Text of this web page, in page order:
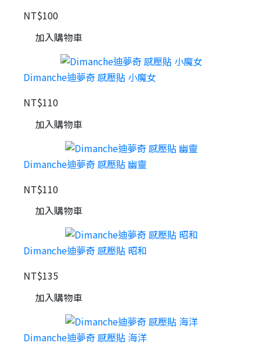
NT$100
加入購物車
Dimanche迪夢奇 感壓貼 小魔女
NT$110
加入購物車
Dimanche迪夢奇 感壓貼 幽靈
NT$110
加入購物車
Dimanche迪夢奇 感壓貼 昭和
NT$135
加入購物車
Dimanche迪夢奇 感壓貼 海洋